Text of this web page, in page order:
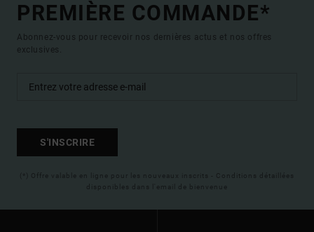
PREMIÈRE COMMANDE*
Abonnez-vous pour recevoir nos dernières actus et nos offres
exclusives.
S'INSCRIRE
(*) Offre valable en ligne pour les nouveaux inscrits - Conditions détaillées
disponibles dans l'email de bienvenue